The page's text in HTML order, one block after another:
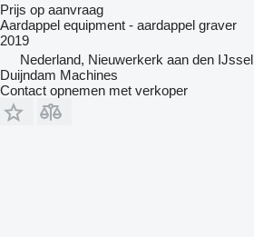
Prijs op aanvraag
Aardappel equipment - aardappel graver
2019
Nederland, Nieuwerkerk aan den IJssel
Duijndam Machines
Contact opnemen met verkoper